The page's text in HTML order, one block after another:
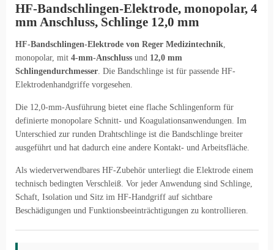
HF-Bandschlingen-Elektrode, monopolar, 4
mm Anschluss, Schlinge 12,0 mm
HF-Bandschlingen-Elektrode von Reger Medizintechnik
monopolar, mit 4-mm-Anschluss und 12,0 mm
Schlingendurchmesser . Die Bandschlinge ist für passende HF-
Elektrodenhandgriffe vorgesehen.
Die 12,0-mm-Ausführung bietet eine flache Schlingenform für
definierte monopolare Schnitt- und Koagulationsanwendungen. Im
Unterschied zur runden Drahtschlinge ist die Bandschlinge breiter
ausgeführt und hat dadurch eine andere Kontakt- und Arbeitsfläche.
Als wiederverwendbares HF-Zubehör unterliegt die Elektrode einem
technisch bedingten Verschleiß. Vor jeder Anwendung sind Schlinge,
Schaft, Isolation und Sitz im HF-Handgriff auf sichtbare
Beschädigungen und Funktionsbeeinträchtigungen zu kontrollieren.